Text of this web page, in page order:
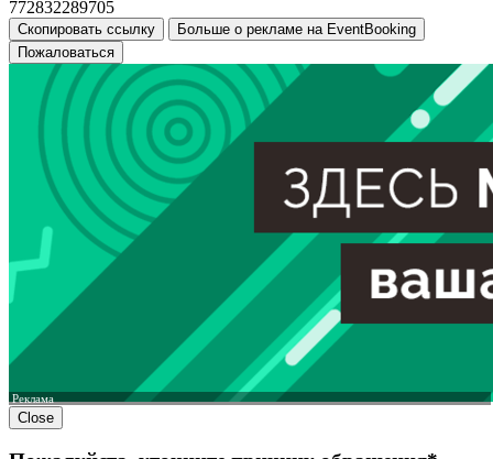
772832289705
Скопировать ссылку
Больше о рекламе на EventBooking
Пожаловаться
Реклама
Close